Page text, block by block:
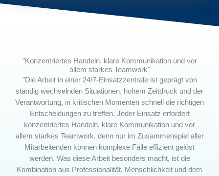
"Konzentriertes Handeln, klare Kommunikation und vor
allem starkes Teamwork"
"Die Arbeit in einer 24/7-Einsatzzentrale ist geprägt von
ständig wechselnden Situationen, hohem Zeitdruck und der
Verantwortung, in kritischen Momenten schnell die richtigen
Entscheidungen zu treffen. Jeder Einsatz erfordert
konzentriertes Handeln, klare Kommunikation und vor
allem starkes Teamwork, denn nur im Zusammenspiel aller
Mitarbeitenden können komplexe Fälle effizient gelöst
werden. Was diese Arbeit besonders macht, ist die
Kombination aus Professionalität, Menschlichkeit und dem